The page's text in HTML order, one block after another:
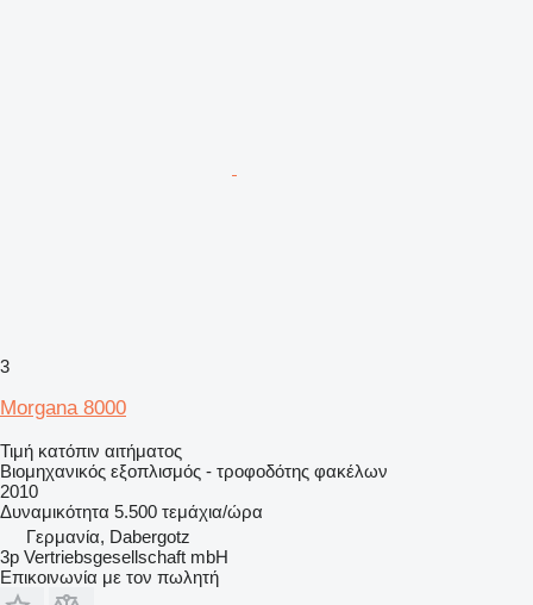
3
Morgana 8000
Τιμή κατόπιν αιτήματος
Βιομηχανικός εξοπλισμός - τροφοδότης φακέλων
2010
Δυναμικότητα 5.500 τεμάχια/ώρα
Γερμανία, Dabergotz
3p Vertriebsgesellschaft mbH
Επικοινωνία με τον πωλητή